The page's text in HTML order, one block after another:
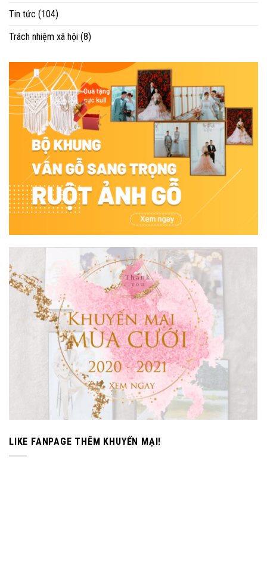
Tin tức (104)
Trách nhiệm xã hội (8)
LIKE FANPAGE THÊM KHUYẾN MẠI!